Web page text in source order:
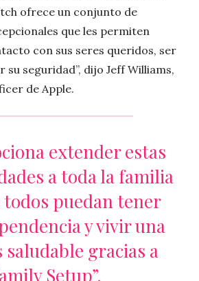
ofrece un conjunto de
que les permiten
con sus seres queridos, ser
su seguridad”, dijo Jeff Williams,
de Apple.
extender estas
a toda la familia
todos puedan tener
y vivir una
saludable gracias a
Setup”.